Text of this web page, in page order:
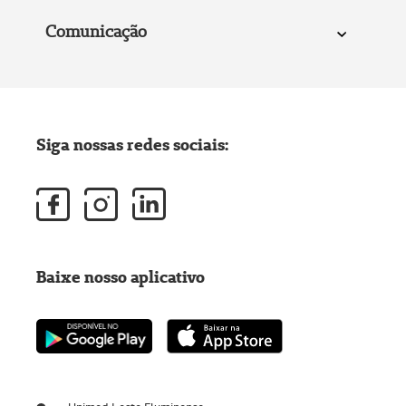
Comunicação
Siga nossas redes sociais:
Baixe nosso aplicativo